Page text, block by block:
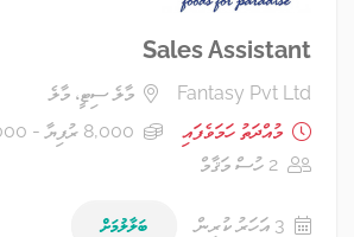
Sales Assistant
Fantasy Pvt Ltd
މާލެ ސިޓީ، މާލެ
މުއްދަތު ހަމަވެފައި
8,000 ރުފިޔާ - 9,000 ރުފިޔާ
2 ހުސް މަޤާމް
3 އަހަރު ކުރިން ބަލާލުމަށް